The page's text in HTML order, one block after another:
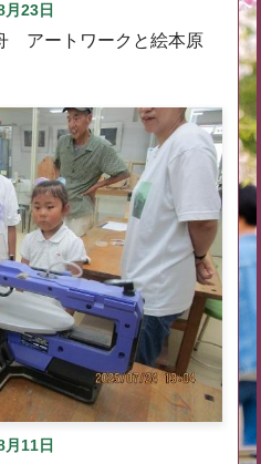
23日
アートワークと絵本原
11日